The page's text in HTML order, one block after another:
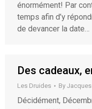
énormément! Par
temps afin d’y
de devancer la date…
Des cadeaux,
Les Druides By Jacques
Décidément,